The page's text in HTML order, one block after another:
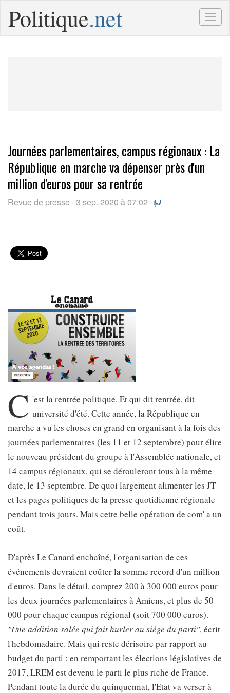
Politique.net
Journées parlementaires, campus régionaux : La
République en marche va dépenser près d'un
million d'euros pour sa rentrée
Revue de presse · 3 sep. 2020 à 07:02 ·
C 'est la rentrée politique. Et qui dit rentrée, dit
université d'été. Cette année, la République en
marche a vu les choses en grand en organisant à la fois des
journées parlementaires (les 11 et 12 septembre) pour élire
le nouveau président du groupe à l'Assemblée nationale, et
14 campus régionaux, qui se dérouleront tous à la même
date, le 13 septembre. De quoi largement alimenter les JT
et les pages politiques de la presse quotidienne régionale
pendant trois jours. Mais cette belle opération de com' a un
coût.
D'après Le Canard enchaîné, l'organisation de ces
événements devraient coûter la somme record d'un million
d'euros. Dans le détail, comptez 200 à 300 000 euros pour
les deux journées parlementaires à Amiens, et plus de 50
000 pour chaque campus régional (soit 700 000 euros).
"Une addition salée qui fait hurler au siège du parti", écrit
l'hebdomadaire. Mais qui reste dérisoire par rapport au
budget du parti : en remportant les élections législatives de
2017, LREM est devenu le parti le plus riche de France.
Pendant toute la durée du quinquennat, l'Etat va verser à